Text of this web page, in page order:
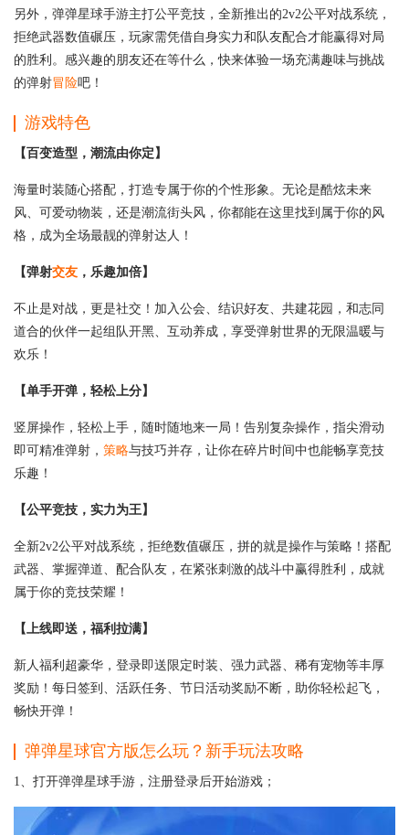
另外，弹弹星球手游主打公平竞技，全新推出的2v2公平对战系统，
拒绝武器数值碾压，玩家需凭借自身实力和队友配合才能赢得对局
的胜利。感兴趣的朋友还在等什么，快来体验一场充满趣味与挑战
的弹射冒险吧！
游戏特色
【百变造型，潮流由你定】
海量时装随心搭配，打造专属于你的个性形象。无论是酷炫未来
风、可爱动物装，还是潮流街头风，你都能在这里找到属于你的风
格，成为全场最靓的弹射达人！
【弹射交友 ，乐趣加倍】
不止是对战，更是社交！加入公会、结识好友、共建花园，和志同
道合的伙伴一起组队开黑、互动养成，享受弹射世界的无限温暖与
欢乐！
【单手开弹，轻松上分】
竖屏操作，轻松上手，随时随地来一局！告别复杂操作，指尖滑动
即可精准弹射， 策略与技巧并存，让你在碎片时间中也能畅享竞技
乐趣！
【公平竞技，实力为王】
全新2v2公平对战系统，拒绝数值碾压，拼的就是操作与策略！搭配
武器、掌握弹道、配合队友，在紧张刺激的战斗中赢得胜利，成就
属于你的竞技荣耀！
【上线即送，福利拉满】
新人福利超豪华，登录即送限定时装、强力武器、稀有宠物等丰厚
奖励！每日签到、活跃任务、节日活动奖励不断，助你轻松起飞，
畅快开弹！
弹弹星球官方版怎么玩？新手玩法攻略
1、打开弹弹星球手游，注册登录后开始游戏；